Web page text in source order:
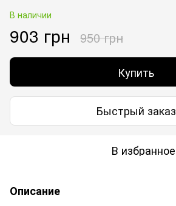
В наличии
903 грн 950 грн
Купить
Быстрый заказ
В избранное
Описание